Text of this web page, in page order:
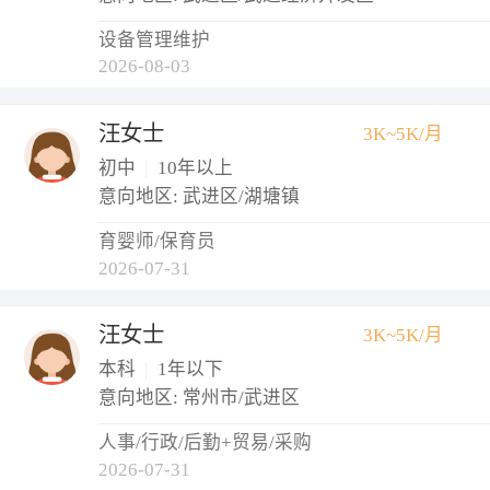
设备管理维护
2026-08-03
汪女士
3K~5K/月
初中
10年以上
意向地区: 武进区/湖塘镇
育婴师/保育员
2026-07-31
汪女士
3K~5K/月
本科
1年以下
意向地区: 常州市/武进区
人事/行政/后勤+贸易/采购
2026-07-31